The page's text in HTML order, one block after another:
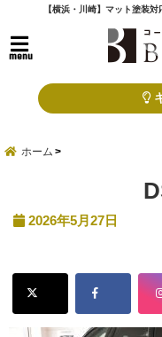
【横浜・川崎】マット塗装
menu
ホーム
2026年5月27日